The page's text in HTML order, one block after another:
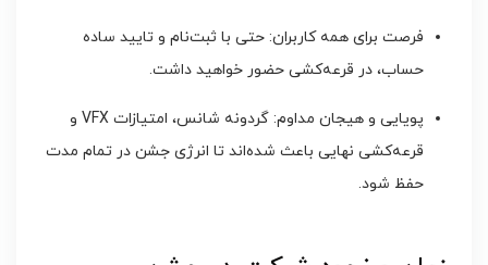
فرصت برای همه کاربران: حتی با ثبت‌نام و تایید ساده
حساب، در قرعه‌کشی حضور خواهید داشت.
پویایی و هیجان مداوم: گردونه شانس، امتیازات VFX و
قرعه‌کشی نهایی باعث شده‌اند تا انرژی جشن در تمام مدت
حفظ شود.